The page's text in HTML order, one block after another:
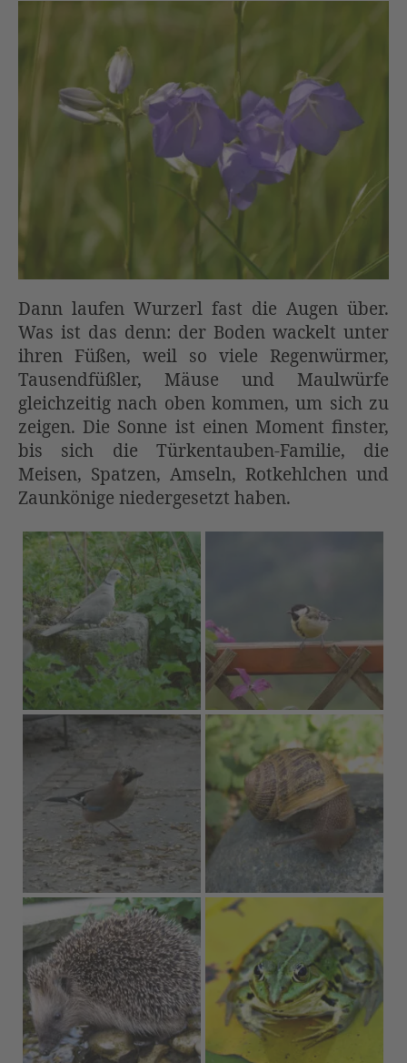
Dann laufen Wurzerl fast die Augen über.
Was ist das denn: der Boden wackelt unter
ihren Füßen, weil so viele Regenwürmer,
Tausendfüßler, Mäuse und Maulwürfe
gleichzeitig nach oben kommen, um sich zu
zeigen. Die Sonne ist einen Moment finster,
bis sich die Türkentauben-Familie, die
Meisen, Spatzen, Amseln, Rotkehlchen und
Zaunkönige niedergesetzt haben.